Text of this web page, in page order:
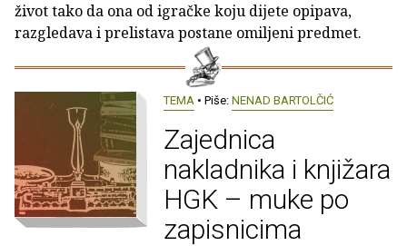
život tako da ona od igračke koju dijete opipava,
razgledava i prelistava postane omiljeni predmet.
TEMA• Piše: NENAD BARTOLČIĆ
Zajednica
nakladnika i knjižara
HGK – muke po
zapisnicima